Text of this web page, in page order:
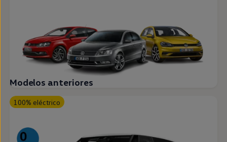
Modelos anteriores
100% eléctrico